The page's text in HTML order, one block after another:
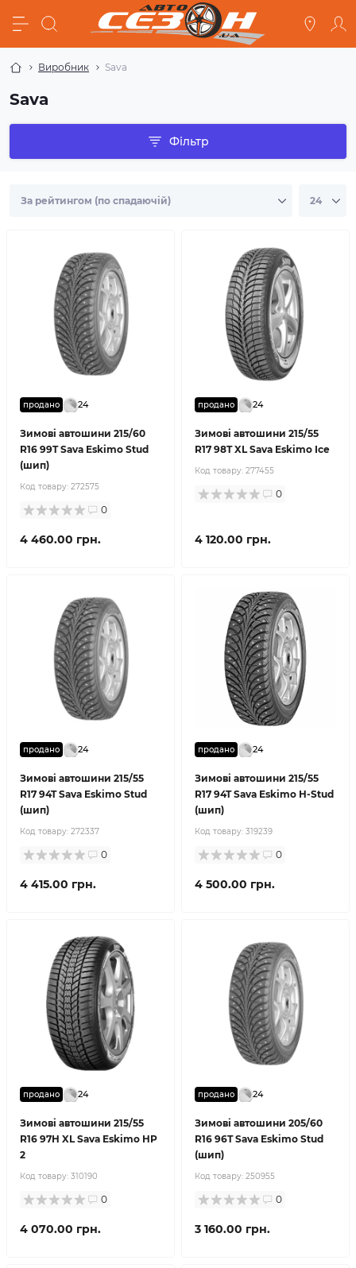
Виробник Sava
Sava
Фільтр
продано 24
Зимові автошини 215/60
R16 99T Sava Eskimo Stud
(шип)
Код товару: 272575
0
4 460.00 грн.
продано 24
Зимові автошини 215/55
R17 98T XL Sava Eskimo Ice
Код товару: 277455
0
4 120.00 грн.
продано 24
Зимові автошини 215/55
R17 94T Sava Eskimo Stud
(шип)
Код товару: 272337
0
4 415.00 грн.
продано 24
Зимові автошини 215/55
R17 94T Sava Eskimo H-Stud
(шип)
Код товару: 319239
0
4 500.00 грн.
продано 24
Зимові автошини 215/55
R16 97H XL Sava Eskimo HP
2
Код товару: 310190
0
4 070.00 грн.
продано 24
Зимові автошини 205/60
R16 96T Sava Eskimo Stud
(шип)
Код товару: 250955
0
3 160.00 грн.